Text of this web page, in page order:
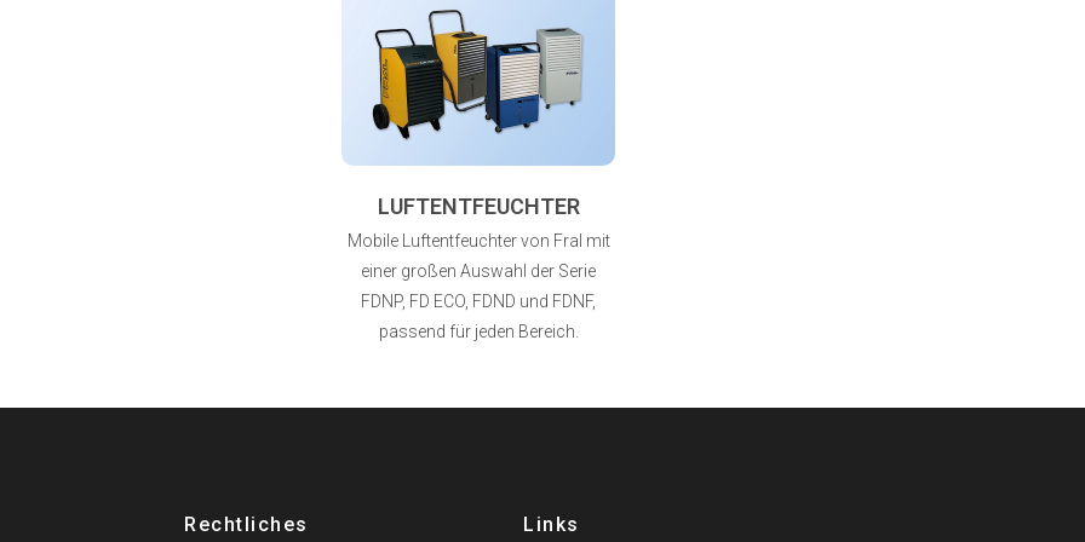
LUFTENTFEUCHTER
Mobile Luftentfeuchter von Fral mit
einer großen Auswahl der Serie
FDNP, FD ECO, FDND und FDNF,
passend für jeden Bereich.
Rechtliches Links